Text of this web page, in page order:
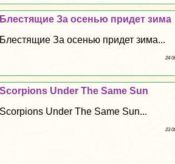
Блестящие За осенью придет зима
Блестящие За осенью придет зима...
24
Scorpions Under The Same Sun
Scorpions Under The Same Sun...
23